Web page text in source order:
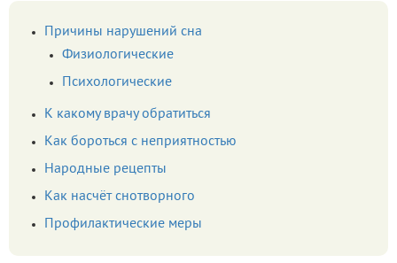
Причины нарушений сна
Физиологические
Психологические
К какому врачу обратиться
Как бороться с неприятностью
Народные рецепты
Как насчёт снотворного
Профилактические меры